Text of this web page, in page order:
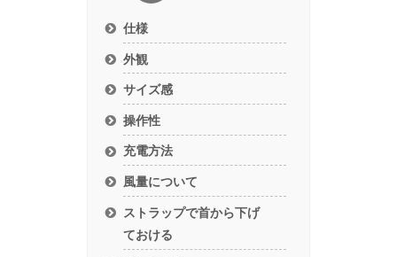
仕様
外観
サイズ感
操作性
充電方法
風量について
ストラップで首から下げ
ておける